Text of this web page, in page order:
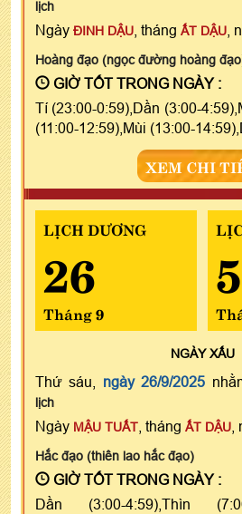
lịch
Ngày ĐINH DẬU , tháng ẤT DẬU ,
Hoàng đạo (ngọc đường hoàng
GIỜ TỐT TRONG NGÀY :
Tí (23:00-0:59),Dần (3:00-
(11:00-12:59),Mùi (13:00-
XEM CHI
LỊCH DƯƠNG
26
Tháng 9
5
NGÀYXẤU
Thứ sáu, ngày 26/9/2025
lịch
Ngày MẬU TUẤT , tháng ẤT DẬU
Hắc đạo (thiên lao hắc đạo)
GIỜ TỐT TRONG NGÀY :
Dần (3:00-4:59),Thìn